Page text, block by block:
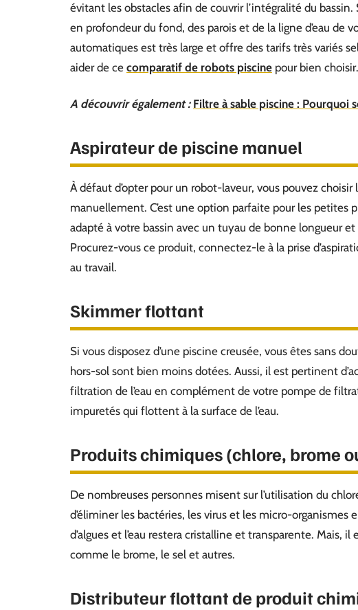
évitant les obstacles afin de couvrir l’intégralité du
en profondeur du fond, des parois et de la ligne d’eau de
automatiques est très large et offre des tarifs très variés
aider de ce comparatif de robots piscine pour bien choisir.
A découvrir également : Filtre à sable piscine : Pourquoi
Aspirateur de piscine manuel
À défaut d’opter pour un robot-laveur, vous pouvez
manuellement. C’est une option parfaite pour les petites
adapté à votre bassin avec un tuyau de bonne longueur
Procurez-vous ce produit, connectez-le à la prise
au travail.
Skimmer flottant
Si vous disposez d’une piscine creusée, vous êtes sans
hors-sol sont bien moins dotées. Aussi, il est pertinent
filtration de l’eau en complément de votre pompe de
impuretés qui flottent à la surface de l’eau.
Produits chimiques (chlore, brome
De nombreuses personnes misent sur l’utilisation du
d’éliminer les bactéries, les virus et les micro-
d’algues et l’eau restera cristalline et transparente. Mais,
comme le brome, le sel et autres.
Distributeur flottant de produit